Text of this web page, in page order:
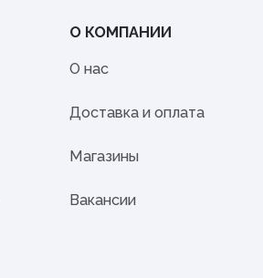
О КОМПАНИИ
О нас
Доставка и оплата
Магазины
Вакансии